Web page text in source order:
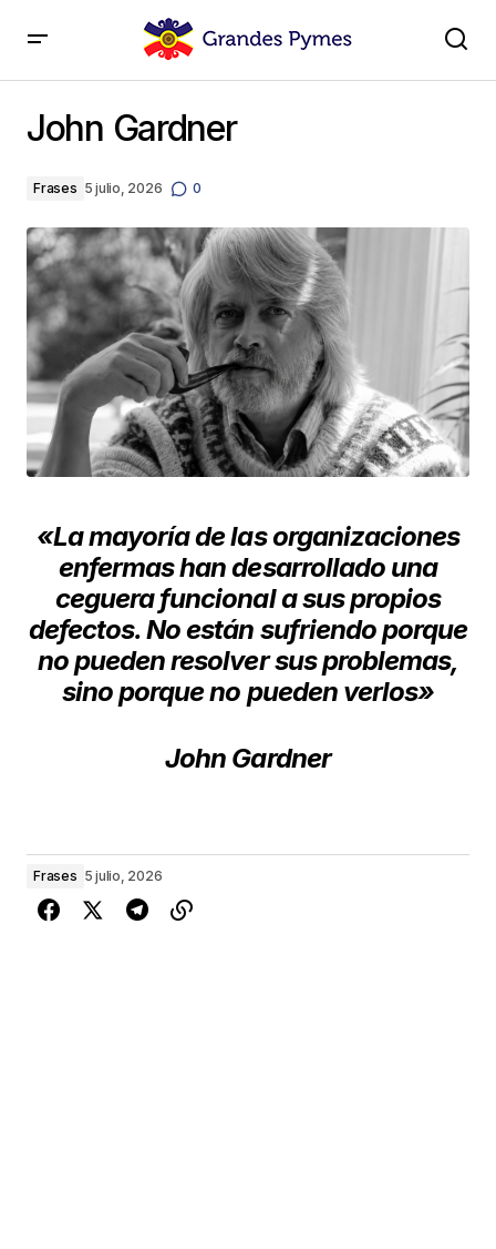
John Gardner
Frases 5 julio, 2026 0
«La mayoría de las organizaciones
enfermas han desarrollado una
ceguera funcional a sus propios
defectos. No están sufriendo porque
no pueden resolver sus problemas,
sino porque no pueden verlos»
John Gardner
Frases 5 julio, 2026